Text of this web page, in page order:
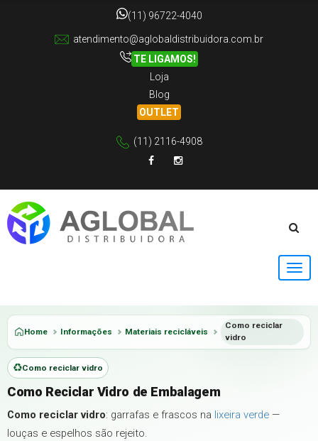
(11) 96722-4040
atendimento@aglobaldistribuidora.com.br
TE LIGAMOS!
Loja
Blog
OUTLET
(11) 2116-4908
Home Informações Materiais recicláveis
Como reciclar
vidro
Como reciclar vidro
Como Reciclar Vidro de Embalagem
Como reciclar vidro: garrafas e frascos na lixeira verde —
louças e espelhos são rejeito.